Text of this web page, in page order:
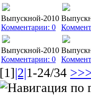
Выпускной-2010
Комментарии: 0
Выпускной-2010
Комментарии: 0
[1]|2|1-24/34